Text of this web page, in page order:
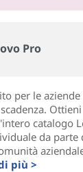
Pro
per le
catalogo
da
più >